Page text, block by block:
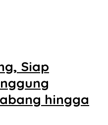
Siap
hingga